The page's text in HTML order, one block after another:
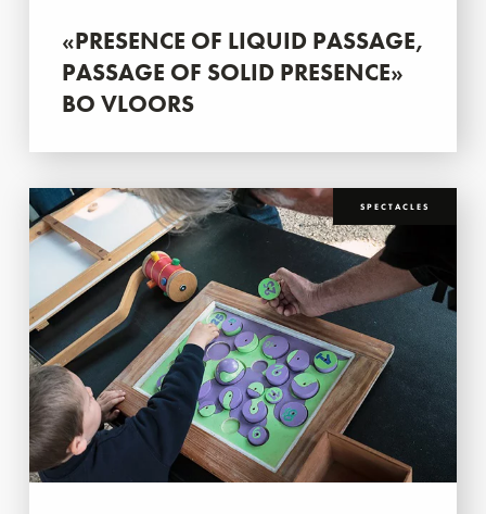
«PRESENCE OF LIQUID PASSAGE,
PASSAGE OF SOLID PRESENCE»
BO VLOORS
SPECTACLES